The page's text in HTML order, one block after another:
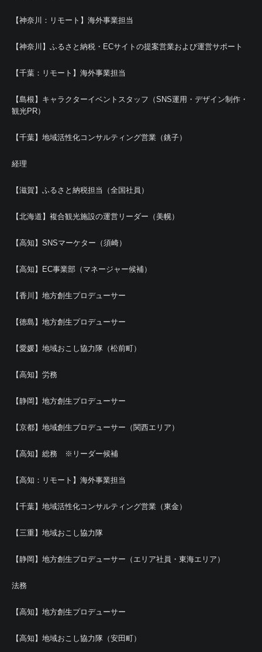
【神奈川：リモート】海外事業担当
【神奈川】ふるさと納税・ECサイトの提案営業および運営サポート
【千葉：リモート】海外事業担当
【島根】キャラクターイベントスタッフ（SNS運用・デザイン制作・
観光PR）
【千葉】地域活性化コンサルティング営業（銚子）
経理
【滋賀】ふるさと納税担当（全国社員）
【北海道】複合観光施設の運営リーダー（美幌）
【高知】SNSマーケター（須崎）
【高知】EC事業部（マネージャー候補）
【香川】地方創生プロデューサー
【徳島】地方創生プロデューサー
【愛媛】地域おこし協力隊（松前町）
【高知】労務
【静岡】地方創生プロデューサー
【京都】地域創生プロデューサー（関西エリア）
【高知】総務 ※リーダー候補
【高知：リモート】海外事業担当
【千葉】地域活性化コンサルティング営業（東金）
【三重】地域おこし協力隊
【静岡】地方創生プロデューサー（エリア社員・東海エリア）
法務
【高知】地方創生プロデューサー
【高知】地域おこし協力隊（安田町）